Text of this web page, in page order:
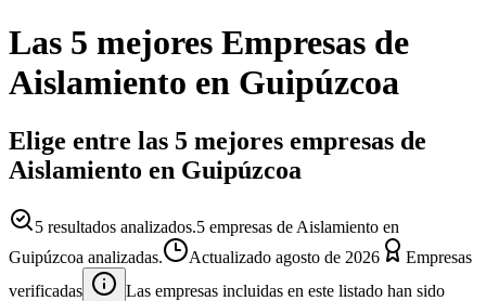
Las 5 mejores Empresas de
Aislamiento en Guipúzcoa
Elige entre las 5 mejores empresas de
Aislamiento en Guipúzcoa
5 resultados analizados.5 empresas de Aislamiento en
Guipúzcoa analizadas.
Actualizado agosto de 2026
Empresas
verificadas
Las empresas incluidas en este listado han sido